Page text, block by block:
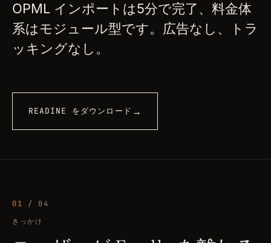
OPML インポートは5分で完了、料金体
系はモジュール型です。広告なし、トラ
ッキングなし。
READINE をダウンロード →
01 / 04
きっかけ